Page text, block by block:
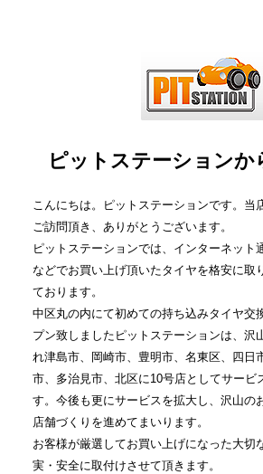
ピットステーションか
こんにちは。ピットステーションです。当
ご訪問頂き、ありがとうございます。
ピットステーションでは、インターネット
などでお買い上げ頂いたタイヤを格安に取
ております。
中区丸の内にて初めての持ち込みタイヤ交
プン致しましたピットステーションは、沢
れ津島市、岡崎市、豊明市、名東区、四日
市、多治見市、北区に10号店としてサービ
す。今後も更にサービスを拡大し、沢山の
店舗づくりを進めてまいります。
お客様が厳選してお買い上げになった大切
実・安全に取付けさせて頂きます。